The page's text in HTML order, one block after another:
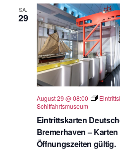
SA.
29
Eintrittskarten
Bremerhaven –
Öffnungszeiten gültig.
August 29 @ 08:00
Schiffahrtsmuseum